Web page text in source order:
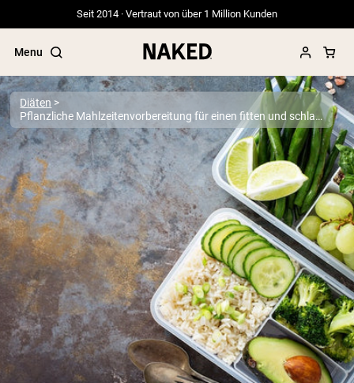
Seit 2014 · Vertraut von über 1 Million Kunden
Menu
Beliebte Suchbegriffe
”Protein Powder“
”Overnight Oats“
”Vegan protein“
”Collagen“
”Micellar Casein“
Diäten
Pflanzliche Mahlzeitenvorbereitung für einen fitten und schlanken Körper